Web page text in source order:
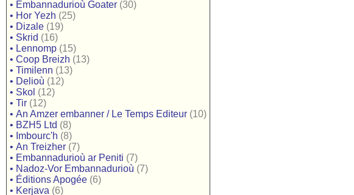
• Embannadurioù Goater (30)
• Hor Yezh (25)
• Dizale (19)
• Skrid (16)
• Lennomp (15)
• Coop Breizh (13)
• Timilenn (13)
• Delioù (12)
• Skol (12)
• Tir (12)
• An Amzer embanner / Le Temps Editeur (10)
• BZH5 Ltd (8)
• Imbourc'h (8)
• An Treizher (7)
• Embannadurioù ar Peniti (7)
• Nadoz-Vor Embannadurioù (7)
• Éditions Apogée (6)
• Kerjava (6)